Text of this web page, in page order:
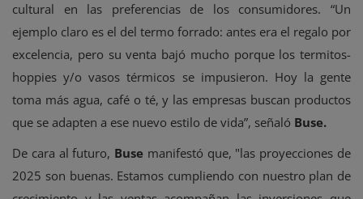
cultural en las preferencias de los consumidores. “Un
ejemplo claro es el del termo forrado: antes era el regalo por
excelencia, pero su venta bajó mucho porque los termitos-
hoppies y/o vasos térmicos se impusieron. Hoy la gente
toma más agua, café o té, y las empresas buscan productos
que se adapten a ese nuevo estilo de vida”, señaló Buse.
De cara al futuro, Buse manifestó que, "las proyecciones de
2025 son buenas. Estamos cumpliendo con nuestro plan de